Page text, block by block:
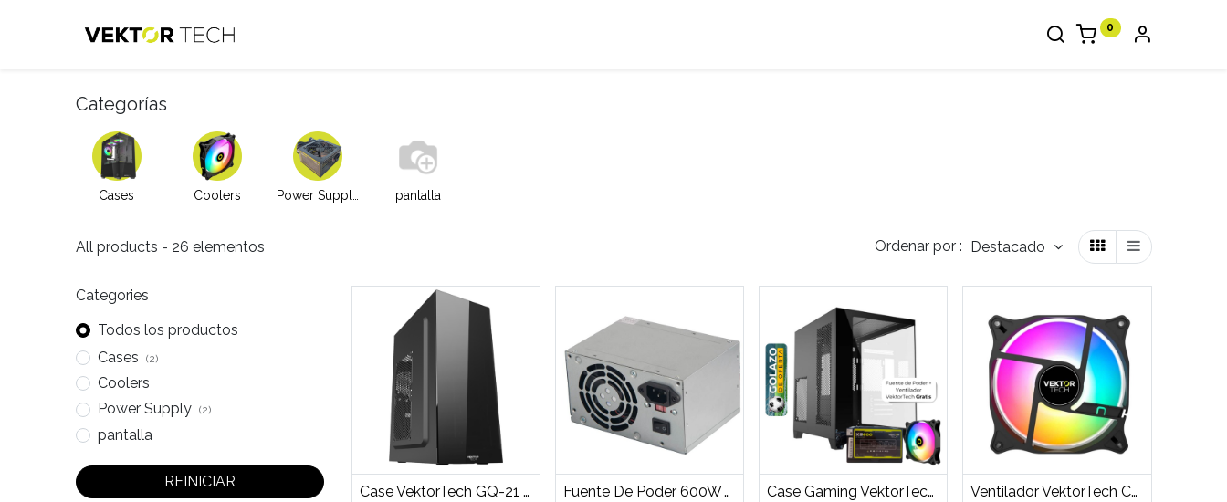
0
Categorías
Cases Coolers pantalla
All products - 26 elementos Ordenar por : Destacado
Categories
Todos los productos
Cases
(2)
Coolers
Power Supply
(2)
pantalla
REINICIAR
Añadir a la cesta
Case VektorTech GQ-21 Media Torre ATX Negro + Fuente de Poder 600W
Añadir a la cesta Fuente De Poder 600W VektorTech
Añadir a la cesta Case Gaming VektorTech QGM-570 Media Torre Vidrio Templado Micro-ATX Negro (Sin Fuente)
Añadir a la cesta Ventilador VektorTech CF-A13 120mm ARGB Bulk